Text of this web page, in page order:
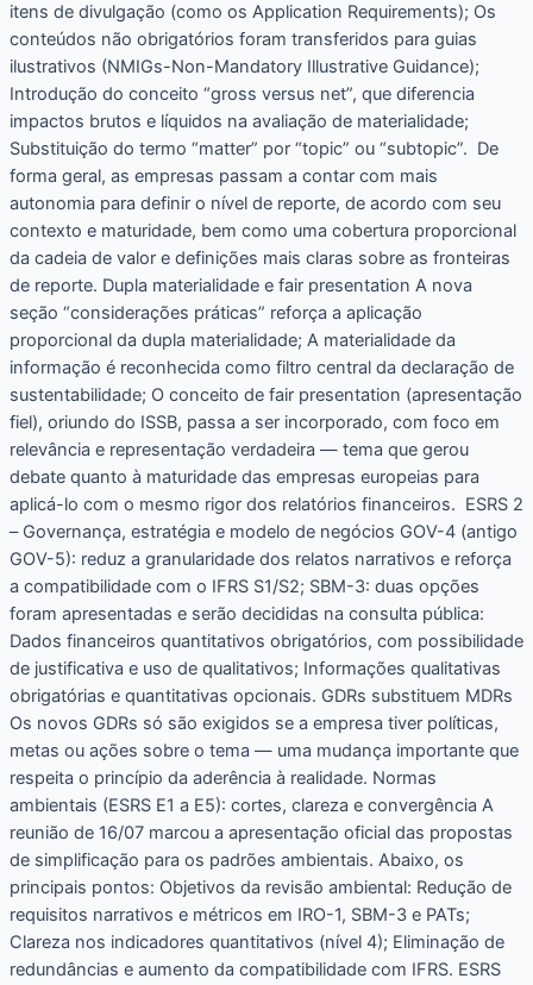
itens de divulgação (como os Application Requirements); Os
conteúdos não obrigatórios foram transferidos para guias
ilustrativos (NMIGs-Non-Mandatory Illustrative Guidance);
Introdução do conceito “gross versus net”, que diferencia
impactos brutos e líquidos na avaliação de materialidade;
Substituição do termo “matter” por “topic” ou “subtopic”. De
forma geral, as empresas passam a contar com mais
autonomia para definir o nível de reporte, de acordo com seu
contexto e maturidade, bem como uma cobertura proporcional
da cadeia de valor e definições mais claras sobre as fronteiras
de reporte. Dupla materialidade e fair presentation A nova
seção “considerações práticas” reforça a aplicação
proporcional da dupla materialidade; A materialidade da
informação é reconhecida como filtro central da declaração de
sustentabilidade; O conceito de fair presentation (apresentação
fiel), oriundo do ISSB, passa a ser incorporado, com foco em
relevância e representação verdadeira — tema que gerou
debate quanto à maturidade das empresas europeias para
aplicá-lo com o mesmo rigor dos relatórios financeiros. ESRS 2
– Governança, estratégia e modelo de negócios GOV-4 (antigo
GOV-5): reduz a granularidade dos relatos narrativos e reforça
a compatibilidade com o IFRS S1/S2; SBM-3: duas opções
foram apresentadas e serão decididas na consulta pública:
Dados financeiros quantitativos obrigatórios, com possibilidade
de justificativa e uso de qualitativos; Informações qualitativas
obrigatórias e quantitativas opcionais. GDRs substituem MDRs
Os novos GDRs só são exigidos se a empresa tiver políticas,
metas ou ações sobre o tema — uma mudança importante que
respeita o princípio da aderência à realidade. Normas
ambientais (ESRS E1 a E5): cortes, clareza e convergência A
reunião de 16/07 marcou a apresentação oficial das propostas
de simplificação para os padrões ambientais. Abaixo, os
principais pontos: Objetivos da revisão ambiental: Redução de
requisitos narrativos e métricos em IRO-1, SBM-3 e PATs;
Clareza nos indicadores quantitativos (nível 4); Eliminação de
redundâncias e aumento da compatibilidade com IFRS. ESRS